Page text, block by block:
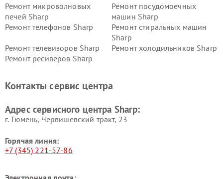
Ремонт микроволновых
печей Sharp
Ремонт посудомоечных
машин Sharp
Ремонт телефонов Sharp
Ремонт стиральных машин
Sharp
Ремонт телевизоров Sharp
Ремонт холодильников Sharp
Ремонт ресиверов Sharp
Контакты сервис центра
Адрес сервисного центра Sharp:
г. Тюмень, ​Червишевский тракт, 23
Горячая линия:
+7 (345) 221-57-86